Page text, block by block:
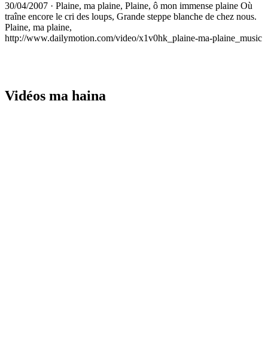
30/04/2007 · Plaine, ma plaine, Plaine, ô mon immense plaine Où
traîne encore le cri des loups, Grande steppe blanche de chez nous.
Plaine, ma plaine,
http://www.dailymotion.com/video/x1v0hk_plaine-ma-plaine_music
Vidéos ma haina